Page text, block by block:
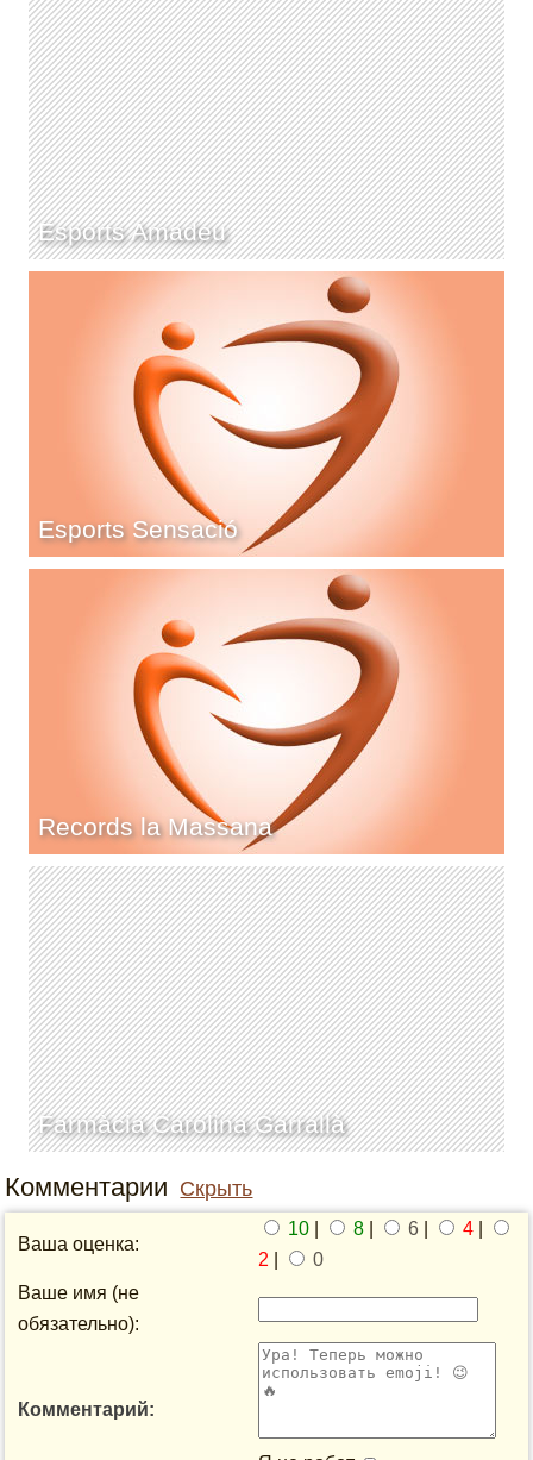
Esports Amadeu
Esports Sensació
Records la Massana
Farmàcia Carolina Garrallà
Комментарии Скрыть
Ваша оценка:
10 8 6 4
2
0
Ваше имя (не
обязательно):
Комментарий: